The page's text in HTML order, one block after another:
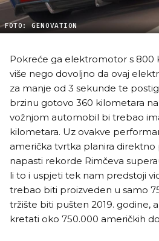
FOTO: GENOVATION
Pokreće ga elektromotor s 800
više nego dovoljno da ovaj
za manje od 3 sekunde te
brzinu gotovo 360 kilometara
vožnjom automobil bi trebao
kilometara. Uz ovakve
američka tvrtka planira direktno
napasti rekorde Rimčeva
li to i uspjeti tek nam predstoji
trebao biti proizveden u samo
tržište biti pušten 2019. godine,
kretati oko 750.000 američkih